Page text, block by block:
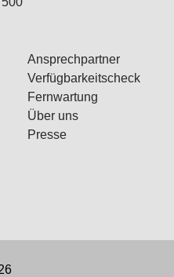
Ansprechpartner
Verfügbarkeitscheck
Fernwartung
Über uns
Presse